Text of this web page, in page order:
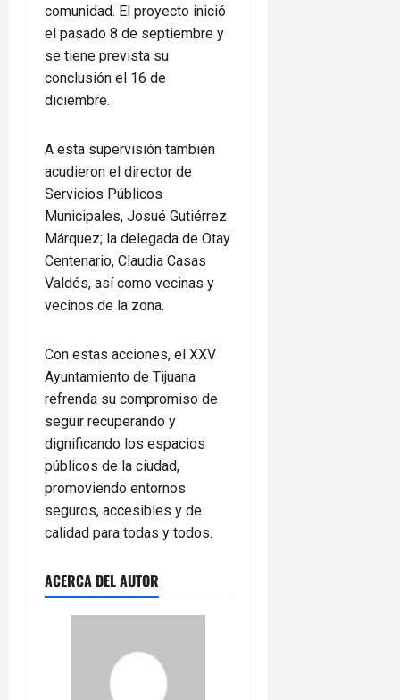
comunidad. El proyecto inició
el pasado 8 de septiembre y
se tiene prevista su
conclusión el 16 de
diciembre.
A esta supervisión también
acudieron el director de
Servicios Públicos
Municipales, Josué Gutiérrez
Márquez; la delegada de Otay
Centenario, Claudia Casas
Valdés, así como vecinas y
vecinos de la zona.
Con estas acciones, el XXV
Ayuntamiento de Tijuana
refrenda su compromiso de
seguir recuperando y
dignificando los espacios
públicos de la ciudad,
promoviendo entornos
seguros, accesibles y de
calidad para todas y todos.
ACERCA DEL AUTOR